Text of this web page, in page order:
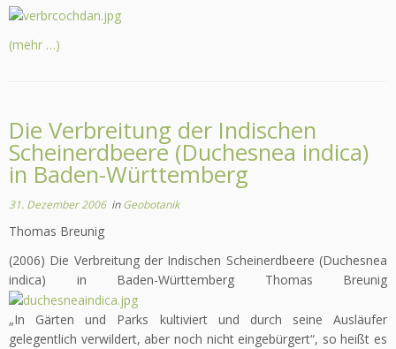
(mehr …)
Die Verbreitung der Indischen
Scheinerdbeere (Duchesnea indica)
in Baden-Württemberg
31. Dezember 2006inGeobotanik
Thomas Breunig
(2006) Die Verbreitung der Indischen Scheinerdbeere (Duchesnea
indica) in Baden-Württemberg Thomas Breunig
„In Gärten und Parks kultiviert und durch seine Ausläufer
gelegentlich verwildert, aber noch nicht eingebürgert“, so heißt es